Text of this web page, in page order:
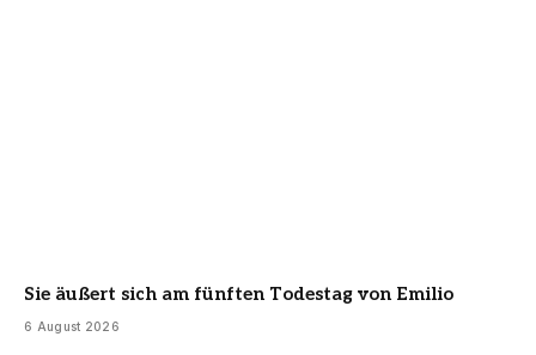
Sie äußert sich am fünften Todestag von Emilio
6 August 2026